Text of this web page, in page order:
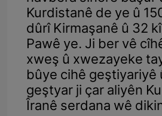
Kurdistanê de ye û
dûrî Kirmaşanê û 32
Pawê ye. Ji ber vê
xweş û xwezayeke
bûye cihê geştiyariyê
geştyar ji çar aliyên
Îranê serdana wê